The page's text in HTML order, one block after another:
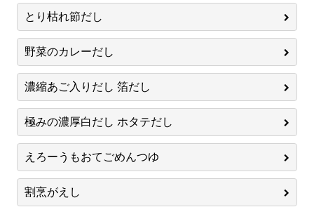
とり枯れ節だし
野菜のカレーだし
濃縮あご入りだし 箔だし
極みの濃厚白だし ホタテだし
えろーうもおてごめんつゆ
割烹がえし